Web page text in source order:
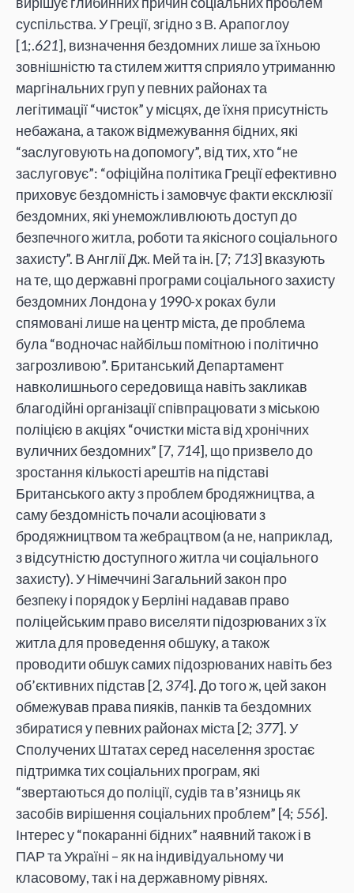
суспільства. У Греції, згідно з В. Арапоглоу
[1;.621], визначення бездомних лише за їхньою
зовнішністю та стилем життя сприяло утриманню
маргінальних груп у певних районах та
легітимації “чисток” у місцях, де їхня присутність
небажана, а також відмежування бідних, які
“заслуговують на допомогу”, від тих, хто “не
заслуговує”: “офіційна політика Греції ефективно
приховує бездомність і замовчує факти ексклюзії
бездомних, які унеможливлюють доступ до
безпечного житла, роботи та якісного соціального
захисту”. В Англії Дж. Мей та ін. [7; 713] вказують
на те, що державні програми соціального захисту
бездомних Лондона у 1990-х роках були
спямовані лише на центр міста, де проблема
була “водночас найбільш помітною і політично
загрозливою”. Британський Департамент
навколишнього середовища навіть закликав
благодійні організації співпрацювати з міською
поліцією в акціях “очистки міста від хронічних
вуличних бездомних” [7, 714], що призвело до
зростання кількості арештів на підставі
Британського акту з проблем бродяжництва, а
саму бездомність почали асоціювати з
бродяжництвом та жебрацтвом (а не, наприклад,
з відсутністю доступного житла чи соціального
захисту). У Німеччині Загальний закон про
безпеку і порядок у Берліні надавав право
поліцейським право виселяти підозрюваних з їх
житла для проведення обшуку, а також
проводити обшук самих підозрюваних навіть без
об’єктивних підстав [2, 374]. До того ж, цей закон
обмежував права пияків, панків та бездомних
збиратися у певних районах міста [2; 377]. У
Сполучених Штатах серед населення зростає
підтримка тих соціальних програм, які
“звертаються до поліції, судів та в’язниць як
засобів вирішення соціальних проблем” [4;556].
Інтерес у “покаранні бідних” наявний також і в
ПАР та Україні – як на індивідуальному чи
класовому, так і на державному рівнях.